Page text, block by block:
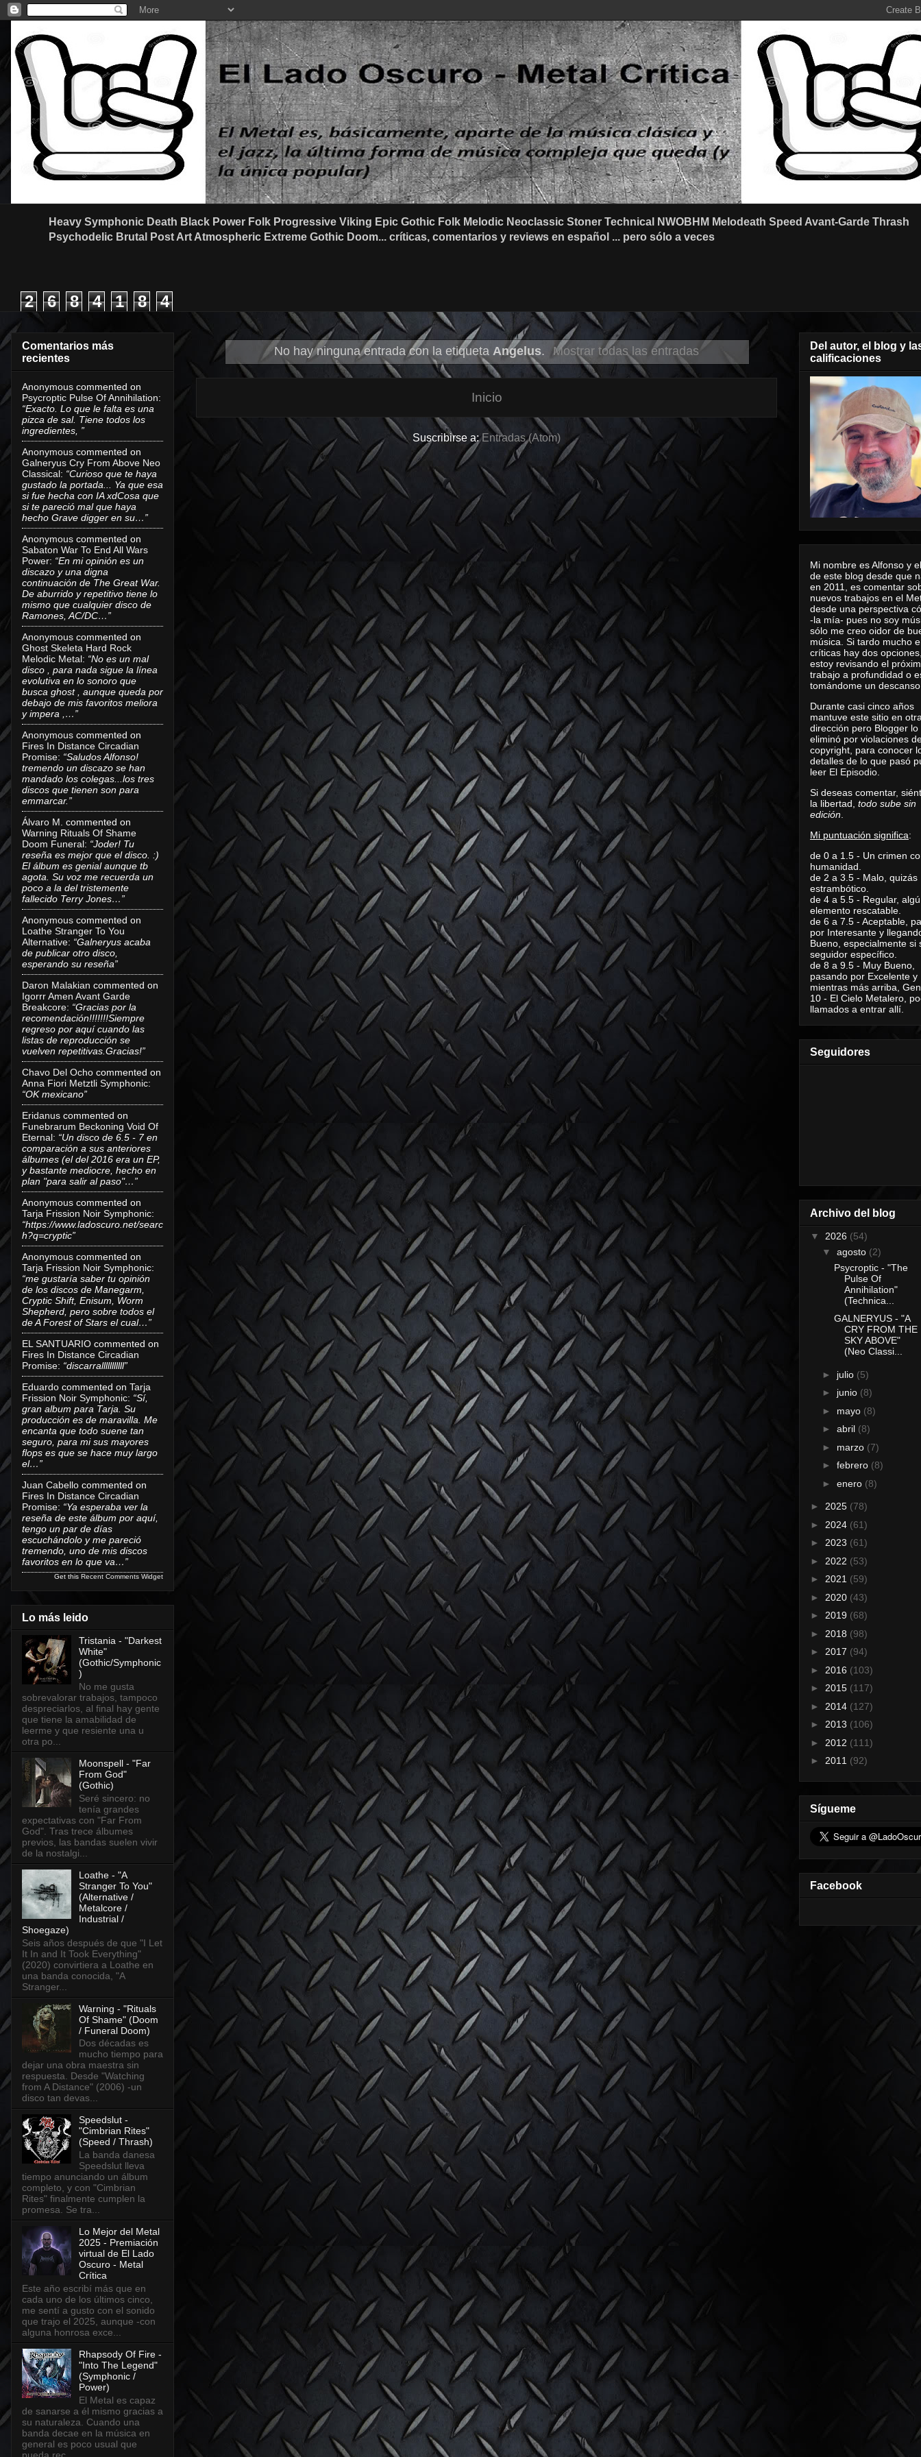
Heavy Symphonic Death Black Power Folk Progressive Viking Epic Gothic Folk Melodic Neoclassic Stoner Technical NWOBHM Melodeath Speed Avant-Garde Thrash
Psychodelic Brutal Post Art Atmospheric Extreme Gothic Doom... críticas, comentarios y reviews en español ... pero sólo a veces
2 6 8 4 1 8 4
No hay ninguna entrada con la etiqueta Angelus. Mostrar todas las entradas
Inicio
Suscribirse a:Entradas (Atom)
Comentarios más
recientes
Anonymous commented on
Psycroptic Pulse Of Annihilation:
“Exacto. Lo que le falta es una
pizca de sal. Tiene todos los
ingredientes, ”
Anonymous commented on
Galneryus Cry From Above Neo
Classical: “Curioso que te haya
gustado la portada... Ya que esa
si fue hecha con IA xdCosa que
si te pareció mal que haya
hecho Grave digger en su…”
Anonymous commented on
Sabaton War To End All Wars
Power: “En mi opinión es un
discazo y una digna
continuación de The Great War.
De aburrido y repetitivo tiene lo
mismo que cualquier disco de
Ramones, AC/DC…”
Anonymous commented on
Ghost Skeleta Hard Rock
Melodic Metal: “No es un mal
disco , para nada sigue la línea
evolutiva en lo sonoro que
busca ghost , aunque queda por
debajo de mis favoritos meliora
y impera ,…”
Anonymous commented on
Fires In Distance Circadian
Promise: “Saludos Alfonso!
tremendo un discazo se han
mandado los colegas...los tres
discos que tienen son para
emmarcar.”
Álvaro M. commented on
Warning Rituals Of Shame
Doom Funeral: “Joder! Tu
reseña es mejor que el disco. :)
El álbum es genial aunque tb
agota. Su voz me recuerda un
poco a la del tristemente
fallecido Terry Jones…”
Anonymous commented on
Loathe Stranger To You
Alternative: “Galneryus acaba
de publicar otro disco,
esperando su reseña”
Daron Malakian commented on
Igorrr Amen Avant Garde
Breakcore: “Gracias por la
recomendación!!!!!!!Siempre
regreso por aquí cuando las
listas de reproducción se
vuelven repetitivas.Gracias!”
Chavo Del Ocho commented on
Anna Fiori Metztli Symphonic:
“OK mexicano”
Eridanus commented on
Funebrarum Beckoning Void Of
Eternal: “Un disco de 6.5 - 7 en
comparación a sus anteriores
álbumes (el del 2016 era un EP,
y bastante mediocre, hecho en
plan "para salir al paso"…”
Anonymous commented on
Tarja Frission Noir Symphonic:
“https://www.ladoscuro.net/searc
h?q=cryptic”
Anonymous commented on
Tarja Frission Noir Symphonic:
“me gustaría saber tu opinión
de los discos de Manegarm,
Cryptic Shift, Enisum, Worm
Shepherd, pero sobre todos el
de A Forest of Stars el cual…”
EL SANTUARIO commented on
Fires In Distance Circadian
Promise: “discarralllllllllll”
Eduardo commented on Tarja
Frission Noir Symphonic: “Sí,
gran album para Tarja. Su
producción es de maravilla. Me
encanta que todo suene tan
seguro, para mi sus mayores
flops es que se hace muy largo
el…”
Juan Cabello commented on
Fires In Distance Circadian
Promise: “Ya esperaba ver la
reseña de este álbum por aquí,
tengo un par de días
escuchándolo y me pareció
tremendo, uno de mis discos
favoritos en lo que va…”
Get this Recent Comments Widget
Lo más leido
Tristania - "Darkest
White"
(Gothic/Symphonic
)
No me gusta
sobrevalorar trabajos, tampoco
despreciarlos, al final hay gente
que tiene la amabilidad de
leerme y que resiente una u
otra po...
Moonspell - "Far
From God"
(Gothic)
Seré sincero: no
tenía grandes
expectativas con "Far From
God". Tras trece álbumes
previos, las bandas suelen vivir
de la nostalgi...
Loathe - "A
Stranger To You"
(Alternative /
Metalcore /
Industrial /
Shoegaze)
Seis años después de que "I Let
It In and It Took Everything"
(2020) convirtiera a Loathe en
una banda conocida, "A
Stranger...
Warning - "Rituals
Of Shame" (Doom
/ Funeral Doom)
Dos décadas es
mucho tiempo para
dejar una obra maestra sin
respuesta. Desde "Watching
from A Distance" (2006) -un
disco tan devas...
Speedslut -
"Cimbrian Rites"
(Speed / Thrash)
La banda danesa
Speedslut lleva
tiempo anunciando un álbum
completo, y con "Cimbrian
Rites" finalmente cumplen la
promesa. Se tra...
Lo Mejor del Metal
2025 - Premiación
virtual de El Lado
Oscuro - Metal
Crítica
Este año escribí más que en
cada uno de los últimos cinco,
me sentí a gusto con el sonido
que trajo el 2025, aunque -con
alguna honrosa exce...
Rhapsody Of Fire -
"Into The Legend"
(Symphonic /
Power)
El Metal es capaz
de sanarse a él mismo gracias a
su naturaleza. Cuando una
banda decae en la música en
general es poco usual que
pueda rec...
Del autor, el blog y
calificaciones
Mi nombre es Alfonso y
de este blog desde que
en 2011, es comentar
nuevos trabajos en el
desde una perspectiva
-la mía- pues no soy
sólo me creo oidor de
música. Si tardo mucho
críticas hay dos
estoy revisando el
trabajo a profundidad o
tomándome un
Durante casi cinco años
mantuve este sitio en
dirección pero Blogger lo
eliminó por violaciones
copyright, para conocer
detalles de lo que pasó
leer El Episodio
Si deseas comentar,
la libertad, todo sube sin
edición
Mi puntuación significa:
de 0 a 1.5 - Un crimen
humanidad.
de 2 a 3.5 - Malo, quizás
estrambótico.
de 4 a 5.5 - Regular,
elemento rescatable.
de 6 a 7.5 - Aceptable,
por Interesante y
Bueno, especialmente si
seguidor específico.
de 8 a 9.5 - Muy Bueno,
pasando por Excelente y
mientras más arriba,
10 - El Cielo Metalero,
llamados a entrar allí.
Seguidores
Archivo del blog
▼ 2026 (54)
▼ agosto (2)
Psycroptic - "The
Pulse Of
Annihilation"
(Technica...
GALNERYUS - "A
CRY FROM THE
SKY ABOVE"
(Neo Classi...
► julio (5)
► junio (8)
► mayo (8)
► abril (8)
► marzo (7)
► febrero (8)
► enero (8)
► 2025 (78)
► 2024 (61)
► 2023 (61)
► 2022 (53)
► 2021 (59)
► 2020 (43)
► 2019 (68)
► 2018 (98)
► 2017 (94)
► 2016 (103)
► 2015 (117)
► 2014 (127)
► 2013 (106)
► 2012 (111)
► 2011 (92)
Sígueme
Facebook